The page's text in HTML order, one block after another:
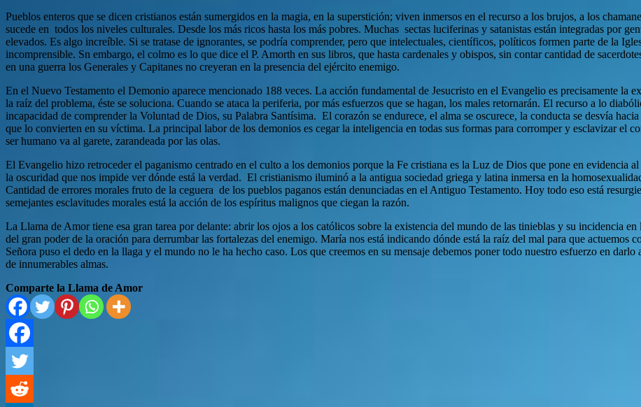
Pueblos enteros que se dicen cristianos están sumergidos en la magia, en la superstición; viven inmersos en el recurso a los brujos, a los
sucede en todos los niveles culturales. Desde los más ricos hasta los más pobres. Muchas sectas luciferinas y satanistas están integradas por
elevados. Es algo increíble. Si se tratase de ignorantes, se podría comprender, pero que intelectuales, científicos, políticos formen parte de la
incomprensible. Sn embargo, el colmo es lo que dice el P. Amorth en sus libros, que hasta cardenales y obispos, sin contar cantidad de
en una guerra los Generales y Capitanes no creyeran en la presencia del ejército enemigo.
En el Nuevo Testamento el Demonio aparece mencionado 188 veces. La acción fundamental de Jesucristo en el Evangelio es precisamente la
la raíz del problema, éste se soluciona. Cuando se ataca la periferia, por más esfuerzos que se hagan, los males retornarán. El recurso a lo
incapacidad de comprender la Voluntad de Dios, su Palabra Santísima. El corazón se endurece, el alma se oscurece, la conducta se desvía
que lo convierten en su víctima. La principal labor de los demonios es cegar la inteligencia en todas sus formas para corromper y esclavizar el
ser humano va al garete, zarandeada por las olas.
El Evangelio hizo retroceder el paganismo centrado en el culto a los demonios porque la Fe cristiana es la Luz de Dios que pone en evidencia
la oscuridad que nos impide ver dónde está la verdad. El cristianismo iluminó a la antigua sociedad griega y latina inmersa en la
Cantidad de errores morales fruto de la ceguera de los pueblos paganos están denunciadas en el Antiguo Testamento. Hoy todo eso está
semejantes esclavitudes morales está la acción de los espíritus malignos que ciegan la razón.
La Llama de Amor tiene esa gran tarea por delante: abrir los ojos a los católicos sobre la existencia del mundo de las tinieblas y su incidencia
del gran poder de la oración para derrumbar las fortalezas del enemigo. María nos está indicando dónde está la raíz del mal para que actuemos
Señora puso el dedo en la llaga y el mundo no le ha hecho caso. Los que creemos en su mensaje debemos poner todo nuestro esfuerzo en
de innumerables almas.
Comparte la Llama de Amor